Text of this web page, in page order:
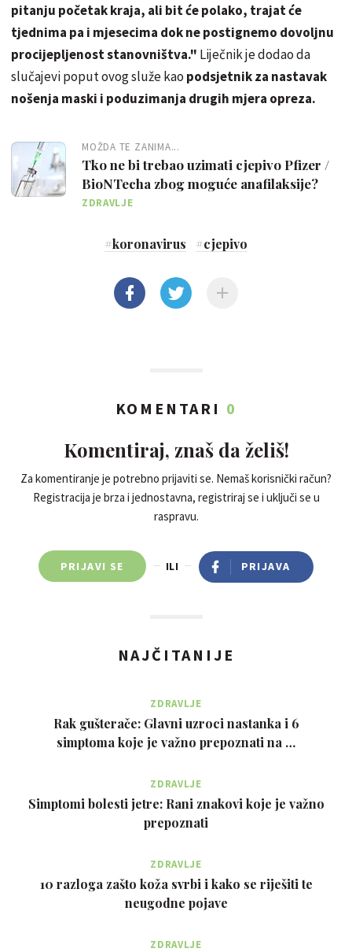
pitanju početak kraja, ali bit će polako, trajat će
tjednima pa i mjesecima dok ne postignemo dovoljnu
procijepljenost stanovništva." Liječnik je dodao da
slučajevi poput ovog služe kao podsjetnik za nastavak
nošenja maski i poduzimanja drugih mjera opreza.
MOŽDA TE ZANIMA...
Tko ne bi trebao uzimati cjepivo Pfizer /
BioNTecha zbog moguće anafilaksije?
ZDRAVLJE
#koronavirus #cjepivo
KOMENTARI 0
Komentiraj, znaš da želiš!
Za komentiranje je potrebno prijaviti se. Nemaš korisnički račun?
Registracija je brza i jednostavna, registriraj se i uključi se u
raspravu.
PRIJAVI SE ILI PRIJAVA
NAJČITANIJE
ZDRAVLJE
Rak gušterače: Glavni uzroci nastanka i 6
simptoma koje je važno prepoznati na …
ZDRAVLJE
Simptomi bolesti jetre: Rani znakovi koje je važno
prepoznati
ZDRAVLJE
10 razloga zašto koža svrbi i kako se riješiti te
neugodne pojave
ZDRAVLJE